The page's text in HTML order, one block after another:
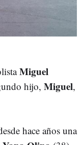
Miguel
hijo, Miguel,
hace años una